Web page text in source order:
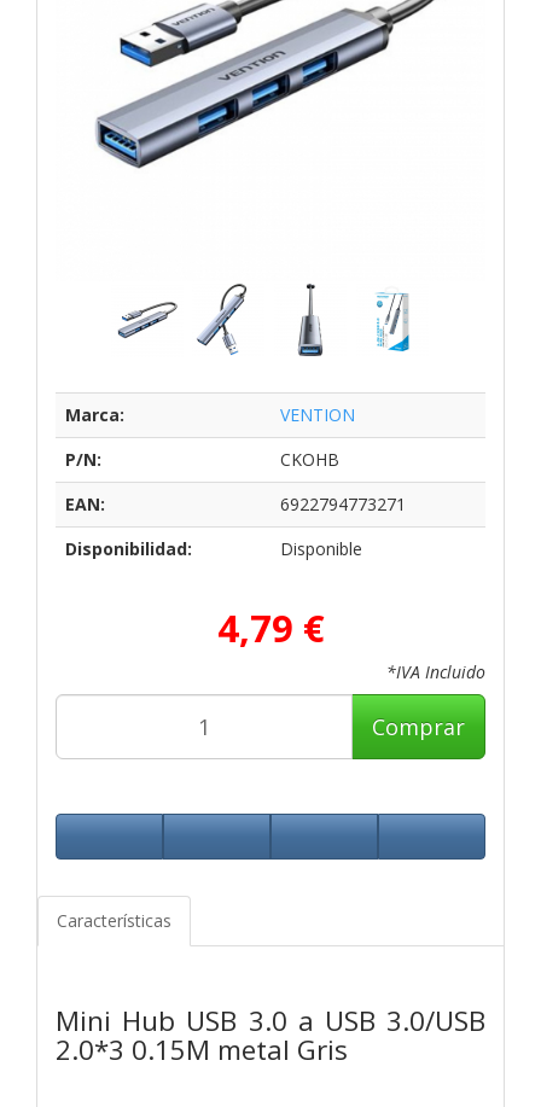
Marca:
VENTION
P/N:
CKOHB
EAN:
6922794773271
Disponibilidad:
Disponible
4,79 €
*IVA Incluido
Comprar
Características
Mini Hub USB 3.0 a USB 3.0/USB
2.0*3 0.15M metal Gris